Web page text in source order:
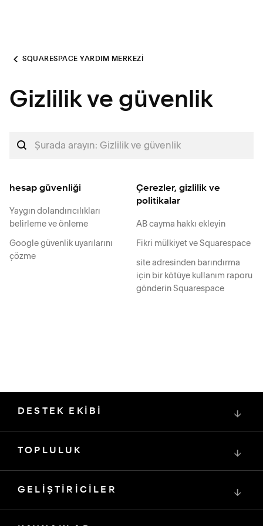
SQUARESPACE YARDIM MERKEZI
Gizlilik ve güvenlik
hesap güvenliği
Yaygın dolandırıcılıkları
belirleme ve önleme
Google güvenlik uyarılarını
çözme
Çerezler, gizlilik ve
politikalar
AB cayma hakkı ekleyin
Fikri mülkiyet ve Squarespace
site adresinden barındırma
için bir kötüye kullanım raporu
gönderin Squarespace
DESTEK EKİBİ ↓
TOPLULUK ↓
GELİŞTİRİCİLER ↓